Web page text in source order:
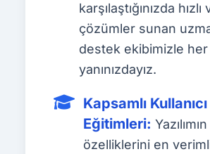
karşılaştığınızda
çözümler sunan
destek ekibimizle her
yanınızdayız.
Kapsamlı Kullanıcı
Eğitimleri:
özelliklerini en